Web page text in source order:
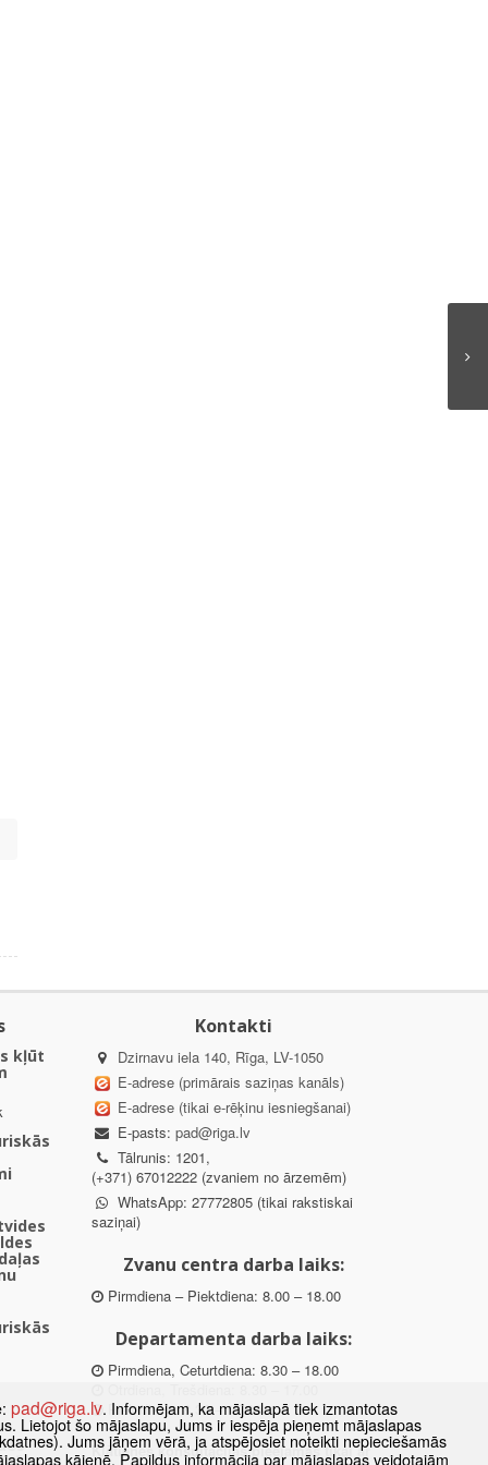
kļūt
Kontakti
Dzirnavu iela 140, Rīga, LV-1050
E-adrese (primārais saziņas kanāls)
E-adrese (tikai e-rēķinu iesniegšanai)
E-pasts: pad@riga.lv
Tālrunis: 1201,
(+371) 67012222 (zvaniem no ārzemēm)
WhatsApp: 27772805 (tikai rakstiskai
saziņai)
Zvanu centra darba laiks:
Pirmdiena – Piektdiena: 8.00 – 18.00
Departamenta darba laiks:
Pirmdiena, Ceturtdiena: 8.30 – 18.00
Piektdiena: 8.30 – 15.00
Klātienes konsultācijas pieejamas tikai ar
pad@riga.lv. Informējam, ka mājaslapā tiek izmantotas
Lietojot šo mājaslapu, Jums ir iespēja pieņemt mājaslapas
Jums jāņem vērā, ja atspējosiet noteikti nepieciešamās
kājenē. Papildus informācija par mājaslapas veidotajām